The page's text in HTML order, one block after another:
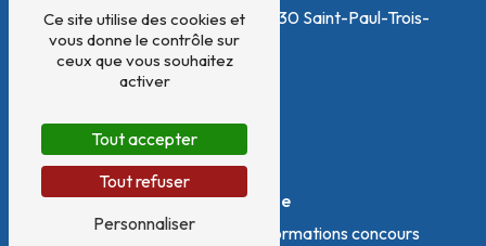
265 Chemin des Ramières
26130 Saint-Paul-Trois-
Châteaux
Téléphone
Emma : 06 58 44 37 98 - Informations concours
Ce site utilise des cookies et
vous donne le contrôle sur
ceux que vous souhaitez
activer
Tout accepter
Tout refuser
Personnaliser